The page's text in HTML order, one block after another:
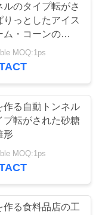
ム コ
グ
9
・
ルのタイプ転がさ
りっとしたアイス
ム・コーンの生産
MOQ:1ps
作る自動トンネル
プ転がされた砂糖
形
MOQ:1ps
作る食料品店の工